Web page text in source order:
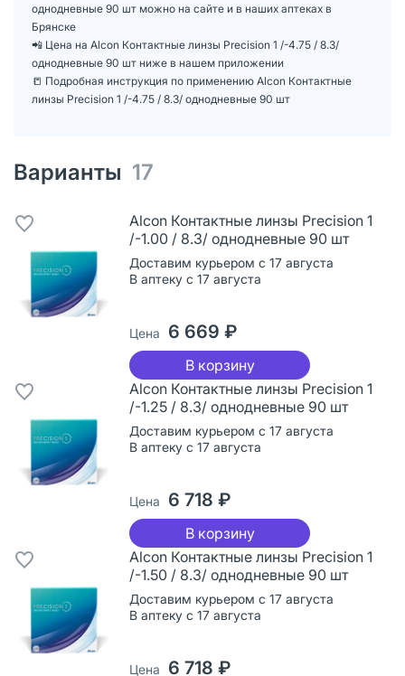
однодневные 90 шт можно на сайте и в наших аптеках в
Брянске
📲 Цена на Alcon Контактные линзы Precision 1 /-4.75 / 8.3/
однодневные 90 шт ниже в нашем приложении
📒 Подробная инструкция по применению Alcon Контактные
линзы Precision 1 /-4.75 / 8.3/ однодневные 90 шт
Варианты 17
Alcon Контактные линзы Precision 1
/-1.00 / 8.3/ однодневные 90 шт
Доставим курьером с 17 августа
В аптеку с 17 августа
Цена 6 669 ₽
В корзину
Alcon Контактные линзы Precision 1
/-1.25 / 8.3/ однодневные 90 шт
Доставим курьером с 17 августа
В аптеку с 17 августа
Цена 6 718 ₽
В корзину
Alcon Контактные линзы Precision 1
/-1.50 / 8.3/ однодневные 90 шт
Доставим курьером с 17 августа
В аптеку с 17 августа
Цена 6 718 ₽